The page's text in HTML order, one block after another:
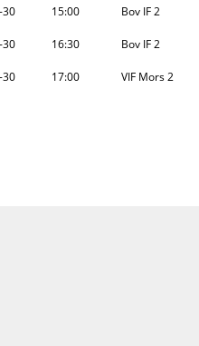
30 15:00 Bov IF 2
30 16:30 Bov IF 2
30 17:00 VIF Mors 2